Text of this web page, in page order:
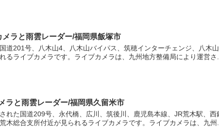
ラと雨雲レーダー/福岡県飯塚市
道201号、八木山4、八木山バイパス、筑穂インターチェンジ、八木
るライブカメラです。ライブカメラは、九州地方整備局により運営さ...
ラと雨雲レーダー/福岡県久留米市
れた国道209号、永代橋、広川、筑後川、鹿児島本線、JR荒木駅、
木総合支所付近が見られるライブカメラです。ライブカメラは、九州...